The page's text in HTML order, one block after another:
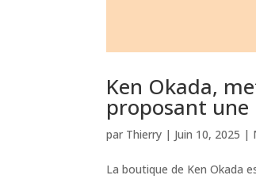
Ken Okada,
proposant une
par Thierry | Juin 10, 2025 |
La boutique de Ken Okada